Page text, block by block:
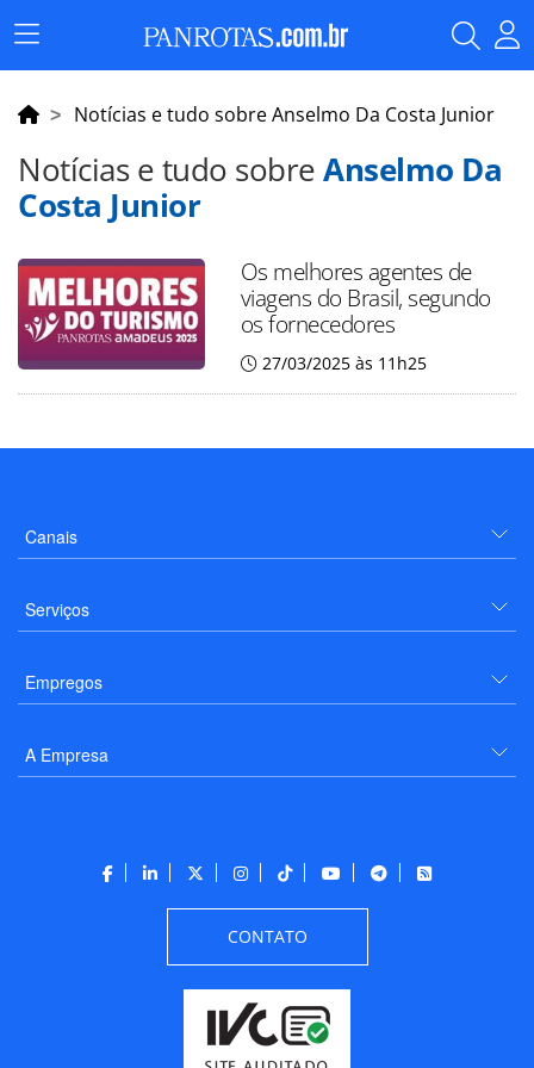
Menu
Principal
Notícias e tudo sobre Anselmo Da Costa Junior
Notícias e tudo sobreAnselmo Da
Costa Junior
Os melhores agentes de
viagens do Brasil, segundo
os fornecedores
27/03/2025 às 11h25
Canais
Serviços
Empregos
A Empresa
CONTATO